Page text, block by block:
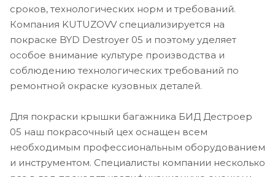
сроков, технологических норм и требований.
Компания KUTUZOVV специализируется на
покраске BYD Destroyer 05 и поэтому уделяет
особое внимание культуре производства и
соблюдению технологических требований по
ремонтной окраске кузовных деталей.
Для покраски крышки багажника БИД Дестроер
05 наш покрасочный цех оснащен всем
необходимым профессиональным оборудованием
и инструментом. Специалисты компании несколько